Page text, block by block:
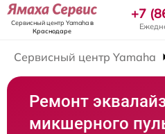
Сервисный центр Yamahaв
Краснодаре
+7
Сервисный центр Yamaha
Ремонт
микшерного